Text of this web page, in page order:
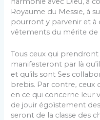
Royaume du Messie, à
pourront y parvenir et à
vêtements du mérite de
Tous ceux qui
manifesteront par là
et qu’ils sont Ses
brebis. Par contre,
en ce qui concerne leur
de jouir égoïstement
seront de la classe des